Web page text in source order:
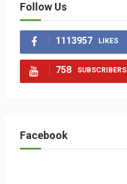
Follow Us
1113957 LIKES
758 SUBSCRIBERS
Facebook